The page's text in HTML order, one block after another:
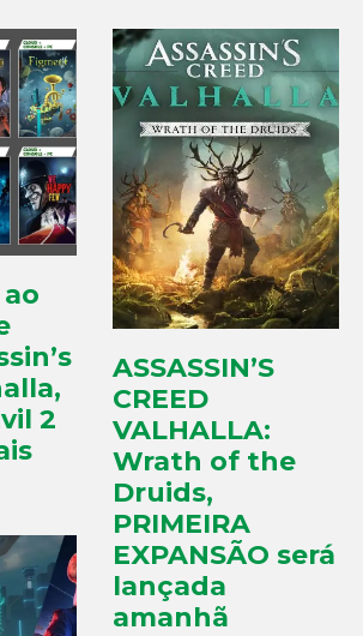
2
ASSASSIN’S
CREED
VALHALLA:
Wrath of the
Druids,
PRIMEIRA
EXPANSÃO será
lançada
amanhã